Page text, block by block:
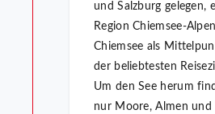
und Salzburg gelegen,
Region Chiemsee-
Chiemsee als
der beliebtesten
Um den See herum
nur Moore, Almen und